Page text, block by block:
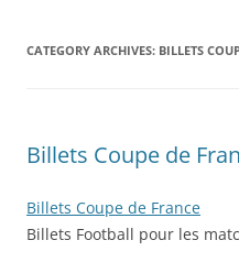
CATEGORY ARCHIVES: BILLETS
Billets Coupe de
Billets Coupe de France
Billets Football pour les